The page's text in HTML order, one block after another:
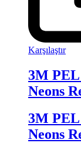
Karşılaştır
3M PEL
Neons
3M PEL
Neons